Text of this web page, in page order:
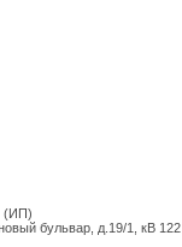
(ИП)
бульвар, д.19/1, кВ 122